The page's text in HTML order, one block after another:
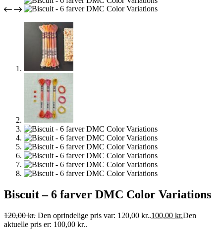
Biscuit – 6 farver DMC Color Variations
120,00kr. Den oprindelige pris var: 120,00 kr..100,00 kr.Den
aktuelle pris er: 100,00 kr..